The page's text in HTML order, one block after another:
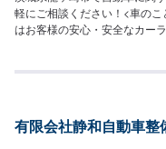
軽にご相談ください！<車の
はお客様の安心・安全なカー
ンス、修理、保険相談まであ
ご納得いただければ作業開始
期は通常1日程度で納車とな
有限会社静和自動車